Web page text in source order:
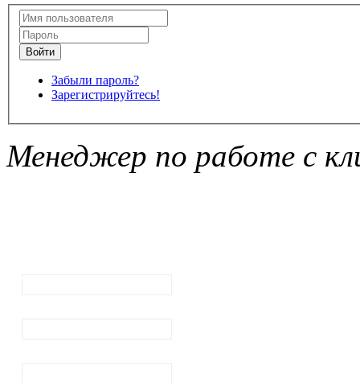
Забыли пароль?
Зарегистрируйтесь!
Менеджер по работе с